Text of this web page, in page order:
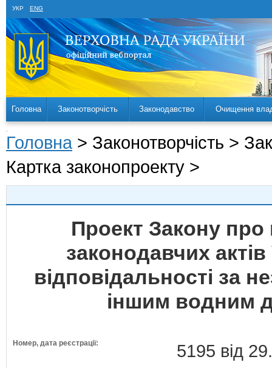
УКР ENG
Головна Законотворчість Законодавство Очищення
Головна > Законотворчість >
Картка законопроекту >
Проект Закону про
законодавчих
відповідальності за
іншим водним
Номер, дата реєстрації: 5195 від